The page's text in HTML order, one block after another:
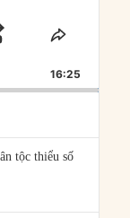
FORWARD
SHARE
16:25
tộc thiểu số